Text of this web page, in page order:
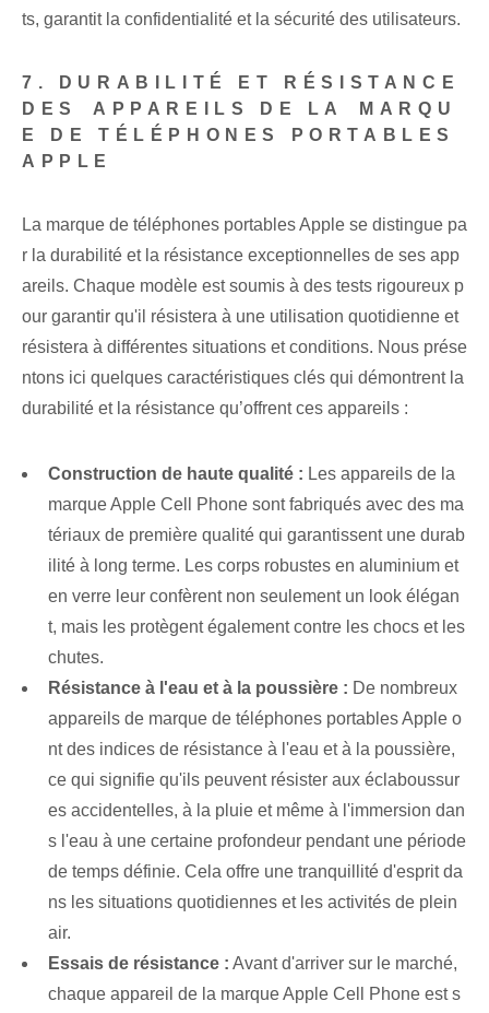
ts,⁤ garantit la confidentialité et la sécurité des utilisateurs.
7. DURABILITÉ ET RÉSISTANCE
DES⁤ APPAREILS DE LA⁤ MARQU
E DE TÉLÉPHONES PORTABLES
APPLE
La marque de téléphones portables Apple se distingue pa
r la durabilité et la résistance exceptionnelles de ses app
areils. Chaque modèle est soumis à des tests rigoureux p
our garantir qu'il résistera à une utilisation quotidienne et
résistera à différentes situations et conditions. Nous prése
ntons ici quelques caractéristiques clés qui démontrent la
durabilité et la résistance qu’offrent ces appareils :
Construction de haute qualité : Les appareils de la
marque Apple Cell Phone sont fabriqués avec des ma
tériaux de première qualité qui garantissent une durab
ilité à long terme. Les corps robustes en aluminium et
en verre leur confèrent non seulement un look élégan
t, mais les protègent également contre les chocs et les
chutes.
Résistance à l'eau et à la poussière : De nombreux
appareils de marque de téléphones portables Apple o
nt des indices de résistance à l'eau et à la poussière,
ce qui signifie qu'ils peuvent résister aux éclaboussur
es accidentelles, à la pluie et même à l'immersion dan
s l'eau à une certaine profondeur pendant une période
de temps définie. Cela offre une tranquillité d'esprit da
ns les situations quotidiennes et les activités de plein
air.
Essais de résistance : Avant d'arriver sur le marché,
chaque appareil de la marque Apple Cell Phone est s